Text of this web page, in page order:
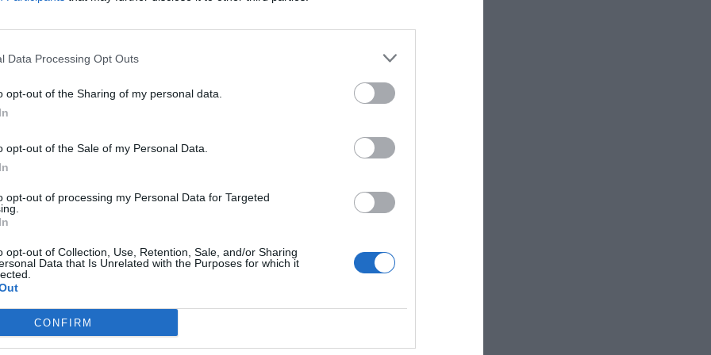
Data Processing Opt Outs
opt-out of the Sharing of my personal data.
opt-out of the Sale of my Personal Data.
opt-out of processing my Personal Data for Targeted
opt-out of Collection, Use, Retention, Sale, and/or Sharing
Data that Is Unrelated with the Purposes for which it
CONFIRM
από τον Πειραιά/Αθήνα, αξιοποίησαν δεδομένα της Greek Shipping
των οποίων
στοιχεία μεταξύ διαφορετικών πηγών οφείλεται κυρίως στα κριτήρια
πρέπει να πληροί ένα πλοίο για να συμπεριληφθεί.
σαφές ότι τα όνειρα της Κίνας για κυριαρχία στο ναυτιλιακό επιχειρείν δεν
παρά όνειρα.
Η μονάδα μέτρησης που η Κίνα έχει το πάνω χέρι
είναι πιθανόν το ίδιο το κινεζικό δημοσίευμα να είναι ανακριβές. Τα
επικαλείται ταιριάζουν περισσότερα στα πραγματικά δεδομένα όσον